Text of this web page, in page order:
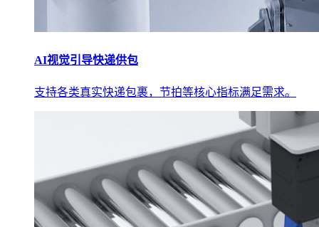
AI视觉引导快递供包
支持各类真实快递包裹，节拍等核心指标满足需求。